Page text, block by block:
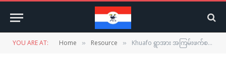
YOU ARE AT: Home » Resource » Khuafo ရွာအား အကြမ်းဖက်စစ်ကောင်စီမှ ဗုံးကြဲမှုအပေါ် ထုတ်ပြန်ချက်